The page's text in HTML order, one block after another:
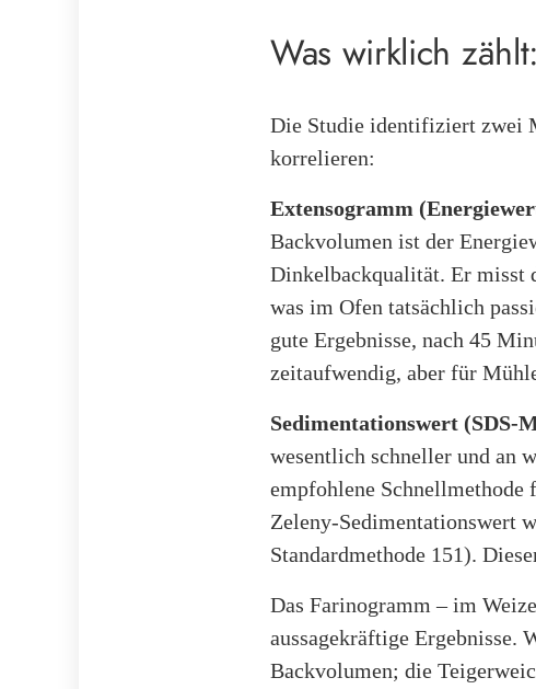
Was wirklich
Die Studie identifiziert zwei
korrelieren:
Extensogramm
Backvolumen ist der
Dinkelbackqualität. Er misst
was im Ofen tatsächlich
gute Ergebnisse, nach 45
zeitaufwendig, aber für
Sedimentationswert (SDS-
wesentlich schneller und an
empfohlene
Zeleny-Sedimentationswert
Standardmethode 151).
Das Farinogramm – im
aussagekräftige Ergebnisse.
Backvolumen; die